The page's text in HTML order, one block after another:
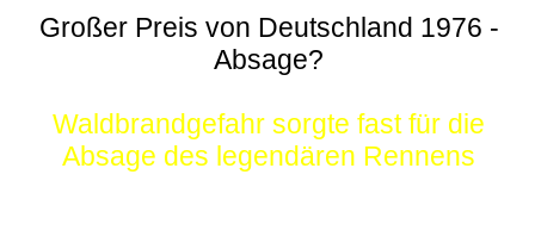
Großer Preis von Deutschland 1976 -
Absage?
Waldbrandgefahr sorgte fast für die
Absage des legendären Rennens